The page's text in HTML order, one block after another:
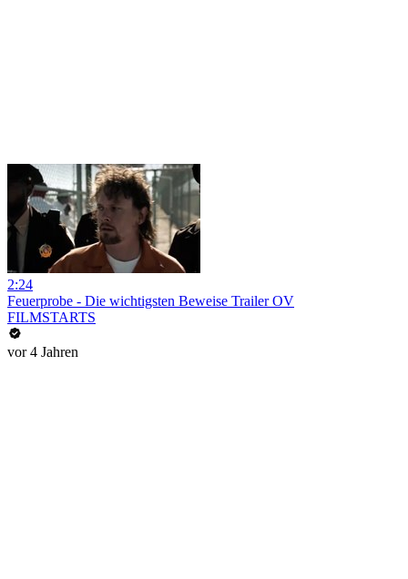
2:24
Feuerprobe - Die wichtigsten Beweise Trailer OV
FILMSTARTS
vor 4 Jahren